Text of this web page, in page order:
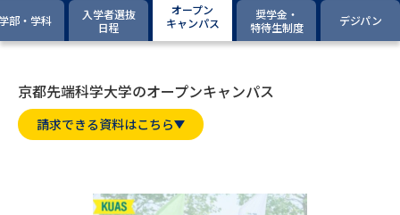
留学・進学関連、塾・予備校
大学入学共通テスト「受験案
内」の請求
配慮案内」の請求
幼稚園教員資格認定試験
部・学科
入学者選抜
日程
オープン
キャンパス
奨学金・
特待生制度
デジパン
京都先端科学大学のオープンキャンパス
請求できる資料はこちら